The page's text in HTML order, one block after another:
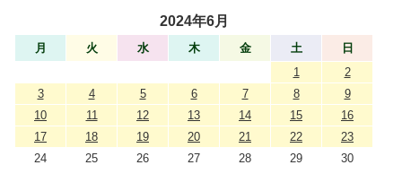
2024年6月
月 火 水 木 金 土
日
1
2
3
4 5 6 7 8
9
10
11 12 13 14 15
16
17
18 19 20 21 22
23
24
25 26 27 28 29 30